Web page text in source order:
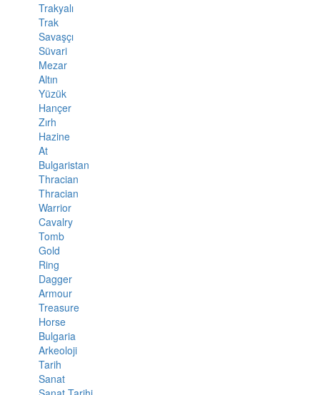
Trakyalı
Trak
Savaşçı
Süvari
Mezar
Altın
Yüzük
Hançer
Zırh
Hazine
At
Bulgaristan
Thracian
Thracian
Warrior
Cavalry
Tomb
Gold
Ring
Dagger
Armour
Treasure
Horse
Bulgaria
Arkeoloji
Tarih
Sanat